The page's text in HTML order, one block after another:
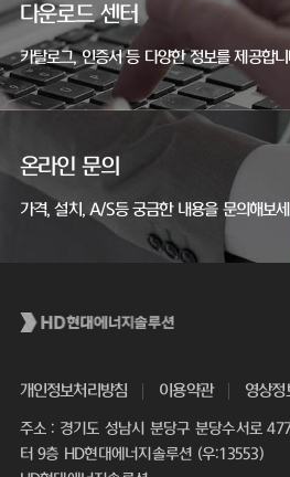
다운로드 센터
카탈로그, 인증서 등 다양한 정보를 제공합니
온라인 문의
가격, 설치, A/S등 궁금한 내용을 문의해보
개인정보처리방침 이용약관 영상정
주소 : 경기도 성남시 분당구 분당수서로
터 9층 HD현대에너지솔루션 (우:13553)